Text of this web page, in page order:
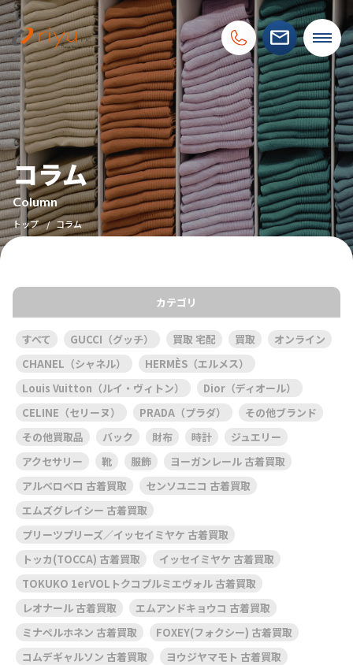
コラム
Column
トップ コラム
カテゴリ
すべて GUCCI（グッチ） 買取 宅配 買取
オンライン
CHANEL（シャネル）
HERMÈS（エルメス）
Louis Vuitton（ルイ・ヴィトン）
Dior（ディオール）
CELINE（セリーヌ）
PRADA（プラダ）
その他ブランド
その他買取品
バック 財布 時計
ジュエリー
アクセサリー
靴 服飾
ヨーガンレール 古着買取
アルベロベロ 古着買取
センソユニコ 古着買取
エムズグレイシー 古着買取
プリーツプリーズ／イッセイミヤケ 古着買取
トッカ(TOCCA) 古着買取
イッセイミヤケ 古着買取
TOKUKO 1erVOLトクコプルミエヴォル 古着買取
レオナール 古着買取
エムアンドキョウコ 古着買取
ミナペルホネン 古着買取
FOXEY(フォクシー) 古着買取
コムデギャルソン 古着買取
ヨウジヤマモト 古着買取